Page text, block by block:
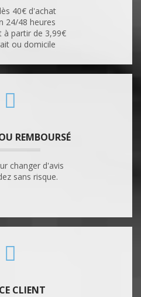
40€ d'achat
24/48 heures
à partir de 3,99€
ou domicile
REMBOURSÉ
changer d'avis
sans risque.
CLIENT